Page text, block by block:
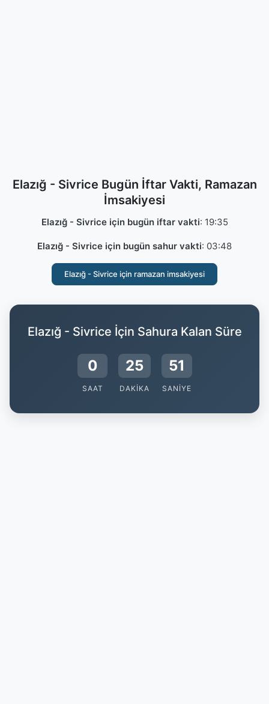
Elazığ - Sivrice Bugün İftar Vakti, Ramazan
İmsakiyesi
Elazığ - Sivrice için bugün iftar vakti: 19:35
Elazığ - Sivrice için bugün sahur vakti: 03:48
Elazığ - Sivrice için ramazan imsakiyesi
Elazığ - Sivrice İçin Sahura Kalan Süre
0
SAAT
25
DAKIKA
50
SANIYE